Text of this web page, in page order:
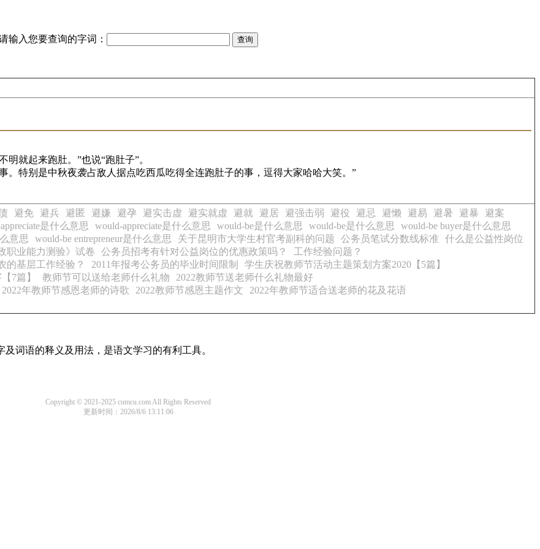
输入您要查询的字词：
就起来跑肚。”也说“跑肚子”。
。特别是中秋夜袭占敌人据点吃西瓜吃得全连跑肚子的事，逗得大家哈哈大笑。”
避免 避兵 避匿 避嫌 避孕 避实击虚 避实就虚 避就 避居 避强击弱 避役 避忌 避懒 避易 避暑 避暴
避案
是什么意思 would-appreciate是什么意思 would-be是什么意思 would-be是什么意思
would-be buyer是什么意思
意思 would-be entrepreneur是什么意思 关于昆明市大学生村官考副科的问题 公务员笔试分数线标准
什么是公益性岗位
职业能力测验》试卷 公务员招考有针对公益岗位的优惠政策吗？
工作经验问题？
的基层工作经验？ 2011年报考公务员的毕业时间限制
学生庆祝教师节活动主题策划方案2020【5篇】
7篇】 教师节可以送给老师什么礼物
2022教师节送老师什么礼物最好
2022年教师节感恩老师的诗歌 2022教师节感恩主题作文
2022年教师节适合送老师的花及花语
词语的释义及用法，是语文学习的有利工具。
Copyright © 2021-2025 cumcu.com All Rights Reserved
更新时间：2026/8/6 13:11:06